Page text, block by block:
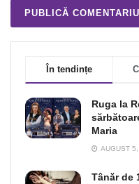
În tendințe
Ruga la
Maria
AUGUST
Tânăr de